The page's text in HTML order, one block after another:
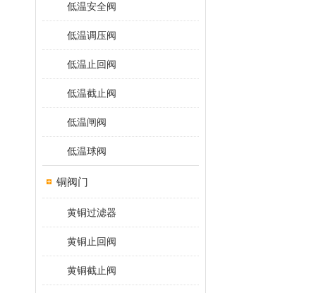
低温安全阀
低温调压阀
低温止回阀
低温截止阀
低温闸阀
低温球阀
铜阀门
黄铜过滤器
黄铜止回阀
黄铜截止阀